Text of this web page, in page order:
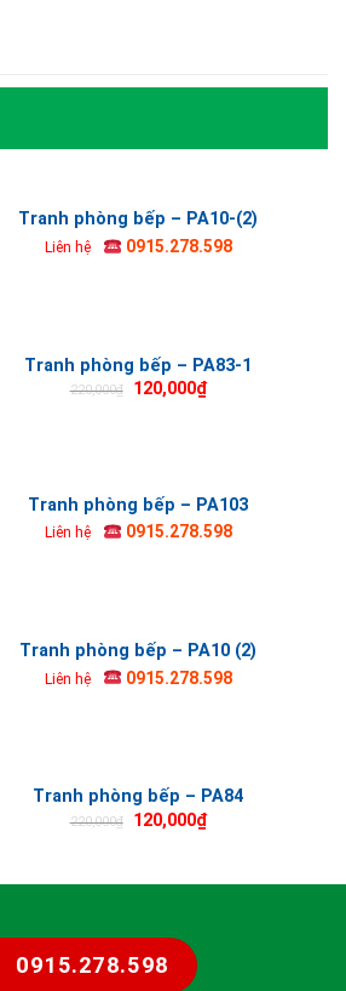
Tranh phòng bếp – PA10-(2)
Liên hệ 0915.278.598
Tranh phòng bếp – PA83-1
220,000₫ 120,000₫
Tranh phòng bếp – PA103
Liên hệ 0915.278.598
Tranh phòng bếp – PA10 (2)
Liên hệ 0915.278.598
Tranh phòng bếp – PA84
220,000₫ 120,000₫
0915.278.598